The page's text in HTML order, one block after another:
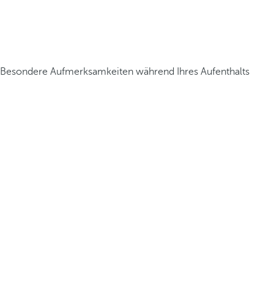
Besondere Aufmerksamkeiten während Ihres Aufenthalts